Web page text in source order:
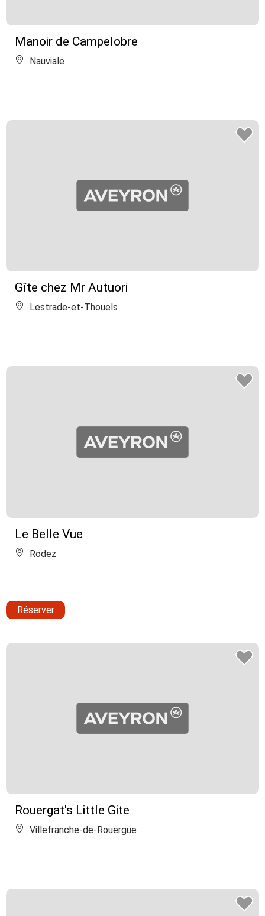
Manoir de Campelobre
Nauviale
Gîte chez Mr Autuori
Lestrade-et-Thouels
Le Belle Vue
Rodez
Réserver
Rouergat's Little Gite
Villefranche-de-Rouergue